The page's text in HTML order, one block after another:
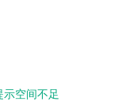
空间不足